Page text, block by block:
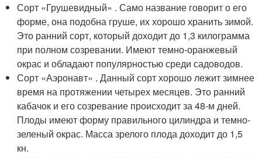
Сорт «Грушевидный» . Само название говорит о его
форме, она подобна груше, их хорошо хранить зимой.
Это ранний сорт, который доходит до 1,3 килограмма
при полном созревании. Имеют темно-оранжевый
окрас и обладают популярностью среди садоводов.
Сорт «Аэронавт» . Данный сорт хорошо лежит зимнее
время на протяжении четырех месяцев. Это ранний
кабачок и его созревание происходит за 48-м дней.
Плоды имеют форму правильного цилиндра и темно-
зеленый окрас. Масса зрелого плода доходит до 1,5
кн.